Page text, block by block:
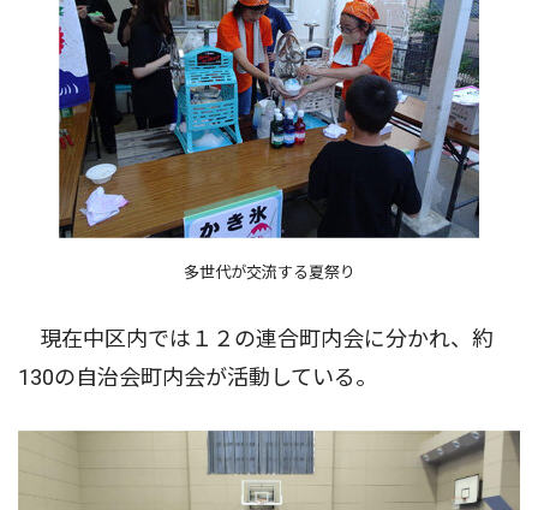
多世代が交流する夏祭り
現在中区内では１２の連合町内会に分かれ、約
130の自治会町内会が活動している。